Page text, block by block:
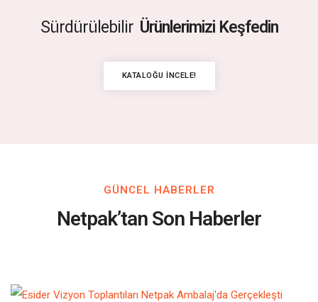
Sürdürülebilir Ürünlerimizi Keşfedin
KATALOĞU İNCELE!
GÜNCEL HABERLER
Netpak’tan Son Haberler